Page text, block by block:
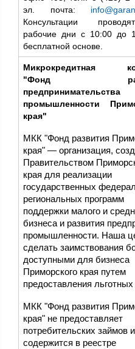
эл. почта:
Консультации
рабочие дни с 10:00 до
бесплатной основе.
Микрокредитная
"Фонд
промышленности
края"
МКК "Фонд развития
края" — организация,
Правительством
края для реализации
государственных
региональных программ
поддержки малого и
бизнеса и развития
промышленности. Наша
сделать заимствования
доступными для бизнеса
Приморского края путем
предоставления
МКК "Фонд развития
края" не предоставляет
потребительских займов
содержится в реестре